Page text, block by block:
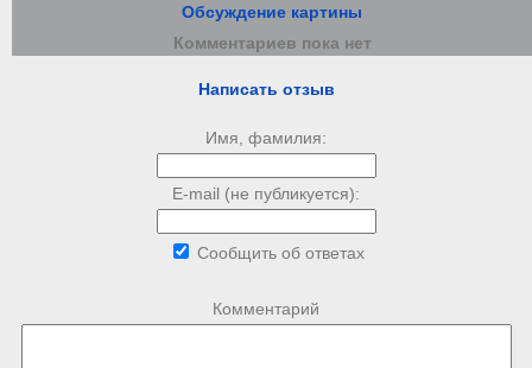
Обсуждение картины
Комментариев пока нет
Написать отзыв
Имя, фамилия:
E-mail (не публикуется):
Сообщить об ответах
Комментарий